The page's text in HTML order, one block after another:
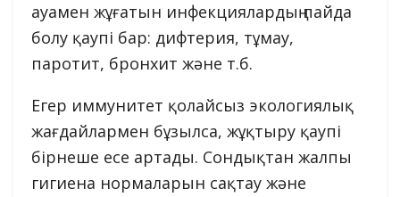
ауамен жұғатын инфекциялардың пайда
болу қаупі бар: дифтерия, тұмау,
паротит, бронхит және т.б.
Егер иммунитет қолайсыз экологиялық
жағдайлармен бұзылса, жұқтыру қаупі
бірнеше есе артады. Сондықтан жалпы
гигиена нормаларын сақтау және